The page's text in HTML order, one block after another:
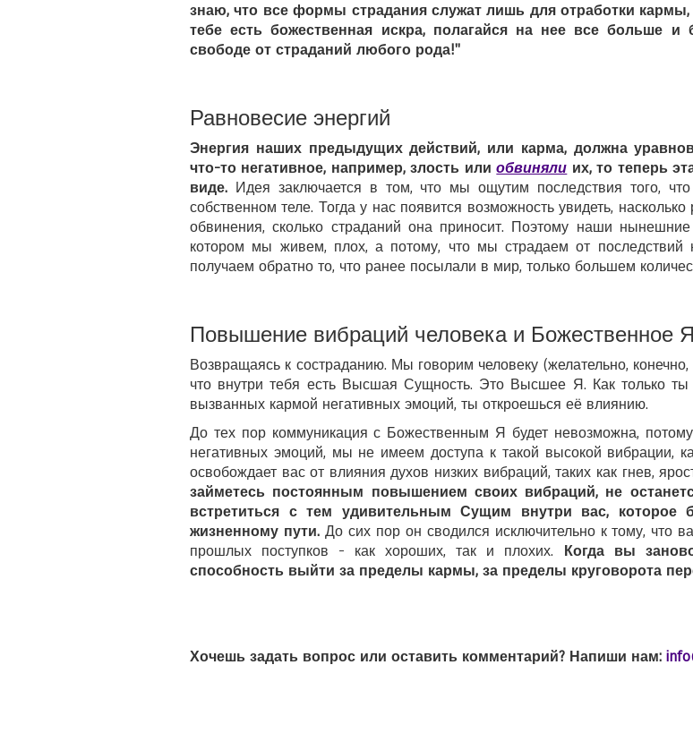
знаю, что все формы страдания служат лишь для отработки
тебе есть божественная искра, полагайся на нее все больше
свободе от страданий любого рода!"
Равновесие энергий
Энергия наших предыдущих действий, или карма, должна
что-то негативное, например, злость илиобвиняли их, то теперь
виде. Идея заключается в том, что мы ощутим последствия того,
собственном теле. Тогда у нас появится возможность увидеть,
обвинения, сколько страданий она приносит. Поэтому наши
котором мы живем, плох, а потому, что мы страдаем от
получаем обратно то, что ранее посылали в мир, только большем
Повышение вибраций человека и Божественное Я
Возвращаясь к состраданию. Мы говорим человеку (желательно,
что внутри тебя есть Высшая Сущность. Это Высшее Я. Как только
вызванных кармой негативных эмоций, ты откроешься её влиянию.
До тех пор коммуникация с Божественным Я будет невозможна,
негативных эмоций, мы не имеем доступа к такой высокой
освобождает вас от влияния духов низких вибраций, таких как гнев,
займетесь постоянным повышением своих вибраций, не
встретиться с тем удивительным Сущим внутри вас,
жизненному пути.До сих пор он сводился исключительно к тому, что
прошлых поступков - как хороших, так и плохих. Когда вы
способность выйти за пределы кармы, за пределы круговорота
Хочешь задать вопрос или оставить комментарий? Напиши нам: